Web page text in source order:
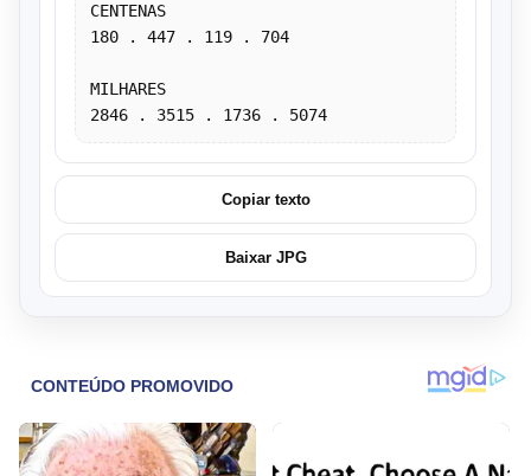
CENTENAS
180 . 447 . 119 . 704
MILHARES
2846 . 3515 . 1736 . 5074
Copiar texto
Baixar JPG